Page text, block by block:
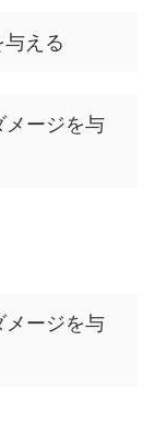
える
メージを与
メージを与